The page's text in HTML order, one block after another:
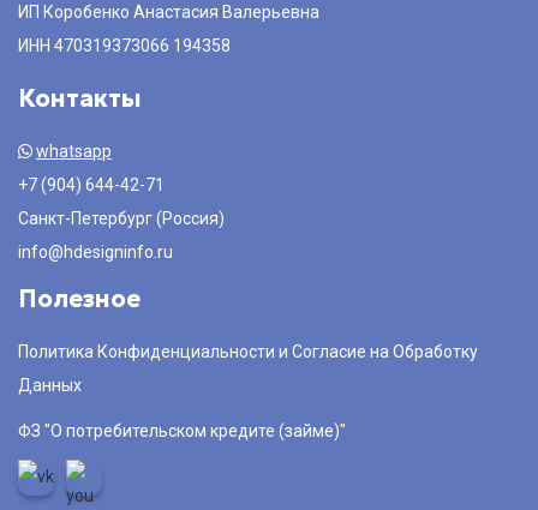
ИП Коробенко Анастасия Валерьевна
ИНН 470319373066 194358
Контакты
whatsapp
+7 (904) 644-42-71
Санкт-Петербург (Россия)
info@hdesigninfo.ru
Полезное
Политика Конфиденциальности и Согласие на Обработку
Данных
ФЗ "О потребительском кредите (займе)"